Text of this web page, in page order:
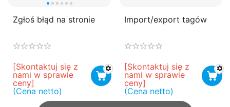
Zgłoś błąd na stronie
[Skontaktuj się z
nami w sprawie
ceny]
(Cena netto)
Import/export tagów
[Skontaktuj się z
nami w sprawie
ceny]
(Cena netto)